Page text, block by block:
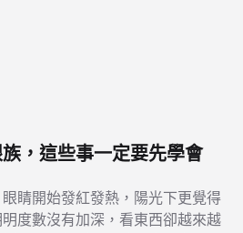
，這些事一定要先學會
睛開始發紅發熱，陽光下更覺得
度數沒有加深，看東西卻越來越